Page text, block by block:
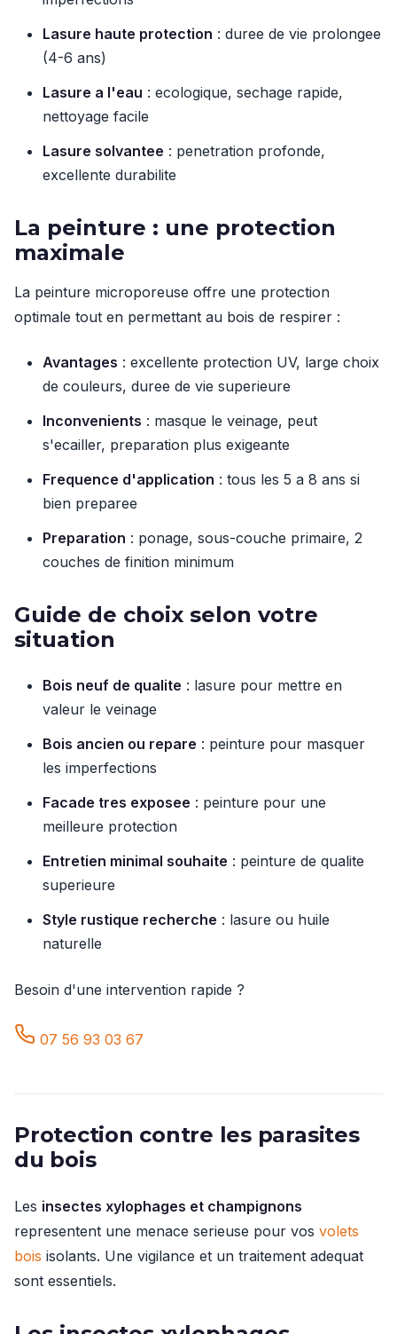
Lasure haute protection : duree de vie prolongee
(4-6 ans)
Lasure a l'eau : ecologique, sechage rapide,
nettoyage facile
Lasure solvantee : penetration profonde,
excellente durabilite
La peinture : une protection
maximale
La peinture microporeuse offre une protection
optimale tout en permettant au bois de respirer :
Avantages : excellente protection UV, large choix
de couleurs, duree de vie superieure
Inconvenients : masque le veinage, peut
s'ecailler, preparation plus exigeante
Frequence d'application : tous les 5 a 8 ans si
bien preparee
Preparation : ponage, sous-couche primaire, 2
couches de finition minimum
Guide de choix selon votre
situation
Bois neuf de qualite : lasure pour mettre en
valeur le veinage
Bois ancien ou repare : peinture pour masquer
les imperfections
Facade tres exposee : peinture pour une
meilleure protection
Entretien minimal souhaite : peinture de qualite
superieure
Style rustique recherche : lasure ou huile
naturelle
Besoin d'une intervention rapide ?
07 56 93 03 67
Protection contre les parasites
du bois
Les insectes xylophages et champignons
representent une menace serieuse pour vos volets
bois isolants. Une vigilance et un traitement adequat
sont essentiels.